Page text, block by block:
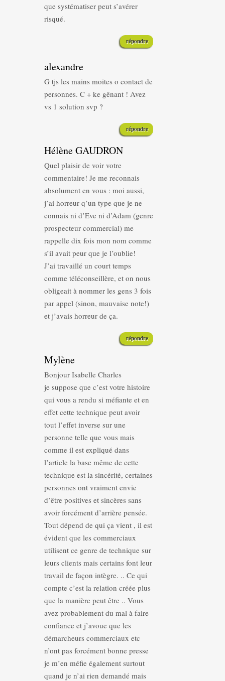
que systématiser peut s’avérer
risqué.
répondre
alexandre
G tjs les mains moites o contact de
personnes. C + ke gênant ! Avez
vs 1 solution svp ?
répondre
Hélène GAUDRON
Quel plaisir de voir votre
commentaire! Je me reconnais
absolument en vous : moi aussi,
j’ai horreur q’un type que je ne
connais ni d’Eve ni d’Adam (genre
prospecteur commercial) me
rappelle dix fois mon nom comme
s’il avait peur que je l’oublie!
J’ai travaillé un court temps
comme téléconseillère, et on nous
obligeait à nommer les gens 3 fois
par appel (sinon, mauvaise note!)
et j’avais horreur de ça.
répondre
Mylène
Bonjour Isabelle Charles
je suppose que c’est votre histoire
qui vous a rendu si méfiante et en
effet cette technique peut avoir
tout l’effet inverse sur une
personne telle que vous mais
comme il est expliqué dans
l’article la base même de cette
technique est la sincérité, certaines
personnes ont vraiment envie
d’être positives et sincères sans
avoir forcément d’arrière pensée.
Tout dépend de qui ça vient , il est
évident que les commerciaux
utilisent ce genre de technique sur
leurs clients mais certains font leur
travail de façon intègre. .. Ce qui
compte c’est la relation créée plus
que la manière peut être .. Vous
avez probablement du mal à faire
confiance et j’avoue que les
démarcheurs commerciaux etc
n’ont pas forcément bonne presse
je m’en méfie également surtout
quand je n’ai rien demandé mais